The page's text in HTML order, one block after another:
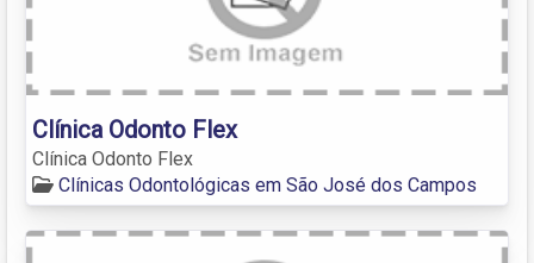
Clínica Odonto Flex
Clínica Odonto Flex
Clínicas Odontológicas em São José dos Campos